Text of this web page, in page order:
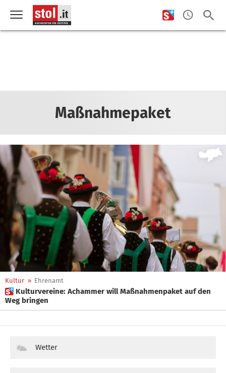
Maßnahmepaket
Kultur » Ehrenamt
 Kulturvereine: Achammer will Maßnahmenpaket auf den
Weg bringen
Wetter